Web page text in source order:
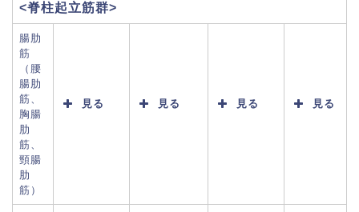
<脊柱起立筋群>
腸肋
筋
（腰
腸肋
筋、
胸腸
肋
筋、
頸腸
肋
筋）
見る 見る 見る 見る